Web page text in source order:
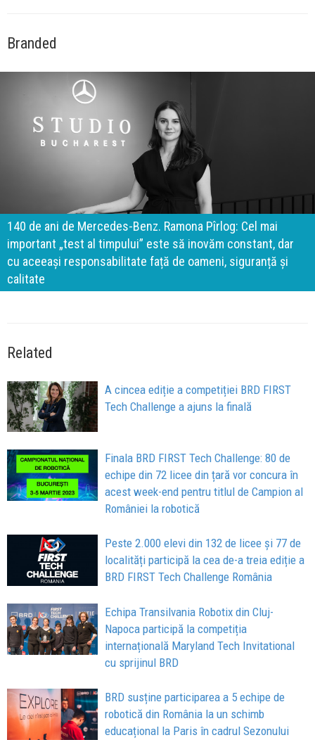
Branded
140 de ani de Mercedes-Benz. Ramona Pîrlog: Cel mai
important „test al timpului” este să inovăm constant, dar
cu aceeași responsabilitate față de oameni, siguranță și
calitate
Related
A cincea ediție a competiției BRD FIRST
Tech Challenge a ajuns la finală
Finala BRD FIRST Tech Challenge: 80 de
echipe din 72 licee din țară vor concura în
acest week-end pentru titlul de Campion al
României la robotică
Peste 2.000 elevi din 132 de licee și 77 de
localități participă la cea de-a treia ediție a
BRD FIRST Tech Challenge România
Echipa Transilvania Robotix din Cluj-
Napoca participă la competiția
internațională Maryland Tech Invitational
cu sprijinul BRD
BRD susține participarea a 5 echipe de
robotică din România la un schimb
educațional la Paris în cadrul Sezonului